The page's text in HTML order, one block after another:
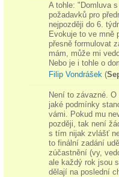
A tohle: "Domluva
požadavků pro
nejpozději do 6.
Evokuje to ve mně
přesně formulovat
mám, může mi
Nebo je i tohle o
Filip Vondrášek (
Není to závazné.
jaké podmínky
vámi. Pokud mu
později, tak není
s tím nijak zvlášť
to finální zadání
zúčastnění (vy,
ale každý rok jsou
dělají na poslední